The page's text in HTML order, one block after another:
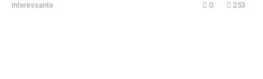
Interessante 0 253